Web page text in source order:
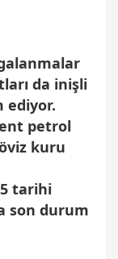
da inişli
ediyor.
petrol
kuru
tarihi
son durum